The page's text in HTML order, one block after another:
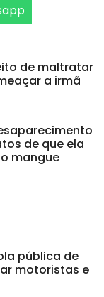
de maltratar
a irmã
de que ela
mangue
pública de
motoristas e